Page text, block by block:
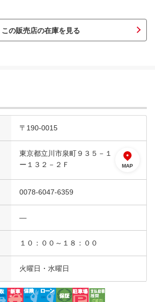
この販売店の在庫を見る
〒190-0015
東京都立川市泉町９３５－１
ー１３２－２Ｆ
MAP
0078-6047-6359
―
１０：００～１８：００
火曜日・水曜日